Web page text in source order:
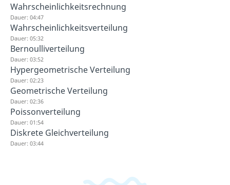
Wahrscheinlichkeitsrechnung
Dauer: 04:47
Wahrscheinlichkeitsverteilung
Dauer: 05:32
Bernoulliverteilung
Dauer: 03:52
Hypergeometrische Verteilung
Dauer: 02:23
Geometrische Verteilung
Dauer: 02:36
Poissonverteilung
Dauer: 01:54
Diskrete Gleichverteilung
Dauer: 03:44